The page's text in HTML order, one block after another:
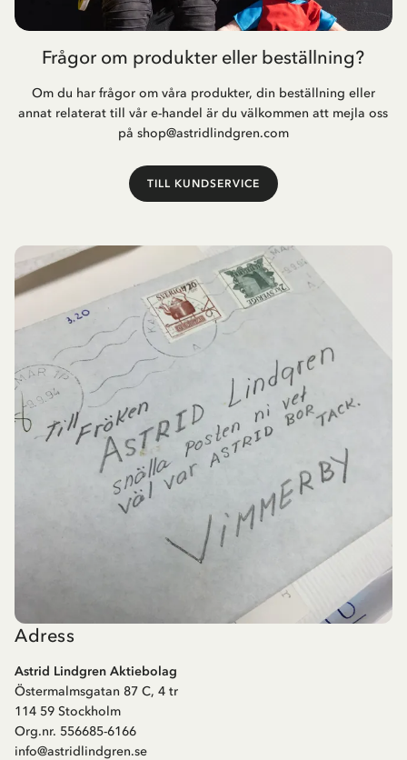
Frågor om produkter eller beställning?
Om du har frågor om våra produkter, din beställning eller
annat relaterat till vår e-handel är du välkommen att mejla oss
på shop@astridlindgren.com
TILL KUNDSERVICE
Adress
Astrid Lindgren Aktiebolag
Östermalmsgatan 87 C, 4 tr
114 59 Stockholm
Org.nr. 556685-6166
info@astridlindgren.se